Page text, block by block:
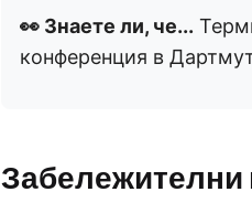
👀 Знаете ли, че...
конференция в
Забележителни